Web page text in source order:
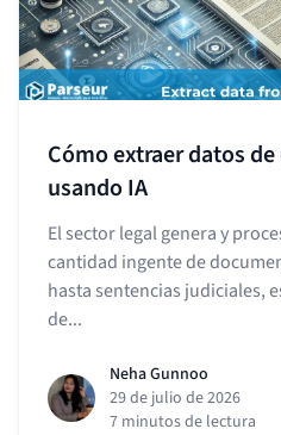
Cómo extraer datos
usando IA
El sector legal genera y
cantidad ingente de
hasta sentencias judiciales,
de...
Neha Gunnoo
29 de julio de 2026
7 minutos de lectura